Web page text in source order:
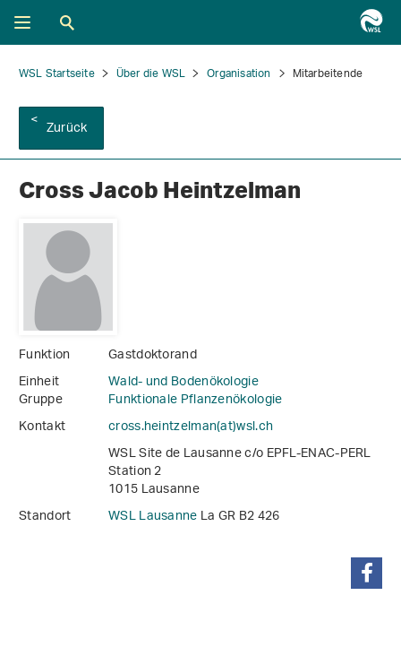
WSL Startseite Über die WSL Organisation Mitarbeitende
Zurück
Cross Jacob Heintzelman
Funktion
Gastdoktorand
Einheit
Wald- und Bodenökologie
Gruppe
Funktionale Pflanzenökologie
Kontakt
cross.heintzelman(at)wsl.ch
WSL Site de Lausanne c/o EPFL-ENAC-PERL
Station 2
1015 Lausanne
Standort
WSL LausanneLa GR B2 426